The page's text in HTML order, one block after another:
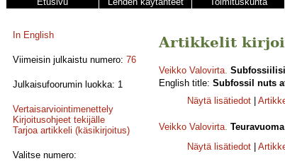
In English
Viimeisin julkaistu numero: 76
Julkaisufoorumin luokka: 1
Vertaisarviointimenettely
Kirjoitusohjeet tekijälle
Tarjoa artikkeli (käsikirjoitus)
Valitse numero:
Artikkelit
Veikko Valovirta.
English title: Subfossil nuts
Näytä lisätiedot
Veikko Valovirta.
Näytä lisätiedot